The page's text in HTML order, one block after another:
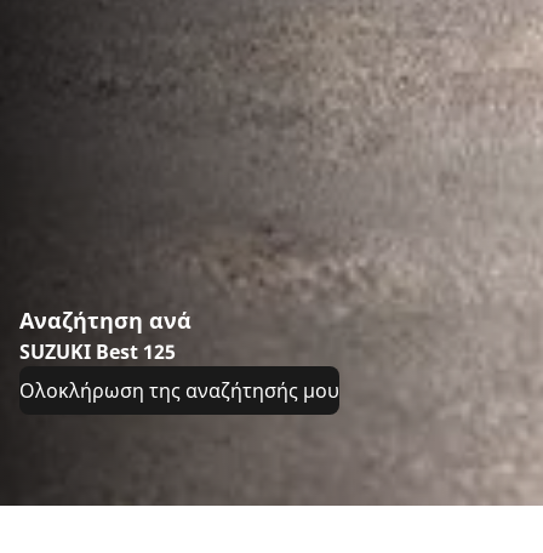
Αναζήτηση ανά
SUZUKI Best 125
Ολοκλήρωση της αναζήτησής μου